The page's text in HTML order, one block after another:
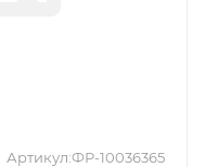
Артикул:ФР-10036365